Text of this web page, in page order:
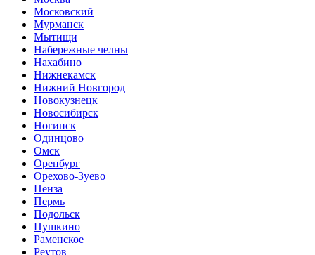
Московский
Мурманск
Мытищи
Набережные челны
Нахабино
Нижнекамск
Нижний Новгород
Новокузнецк
Новосибирск
Ногинск
Одинцово
Омск
Оренбург
Орехово-Зуево
Пенза
Пермь
Подольск
Пушкино
Раменское
Реутов